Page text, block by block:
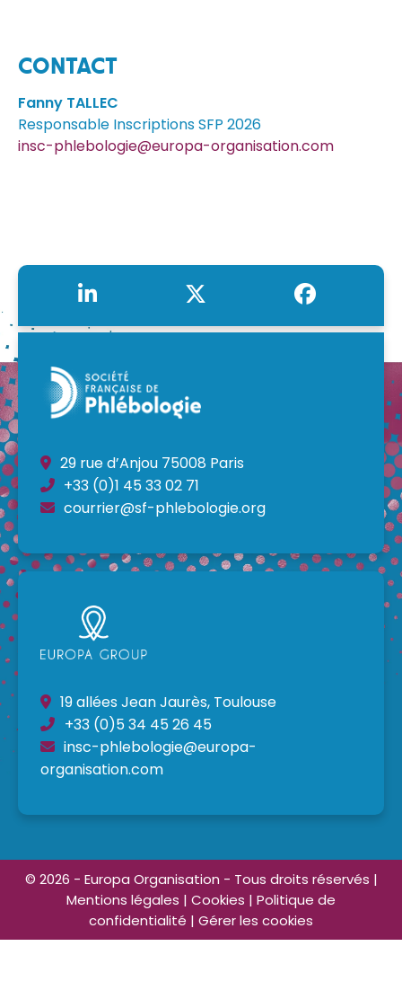
CONTACT
Fanny TALLEC
Responsable Inscriptions SFP 2026
insc-phlebologie@europa-organisation.com
29 rue d’Anjou 75008 Paris
+33 (0)1 45 33 02 71
courrier@sf-phlebologie.org
19 allées Jean Jaurès, Toulouse
+33 (0)5 34 45 26 45
insc-phlebologie@europa-
organisation.com
© 2026 - Europa Organisation - Tous droits réservés |
Mentions légales | Cookies | Politique de
confidentialité | Gérer les cookies